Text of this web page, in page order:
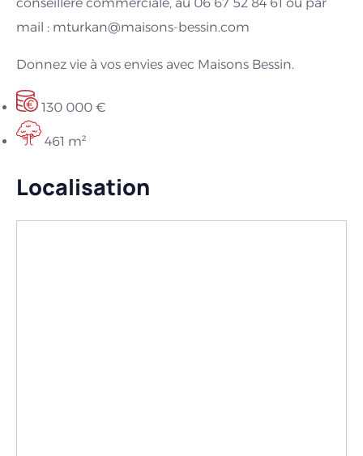
mail : mturkan@maisons-bessin.com
Donnez vie à vos envies avec Maisons Bessin.
130 000 €
461 m²
Localisation